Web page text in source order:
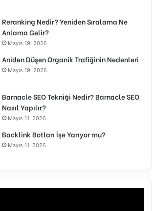
Reranking Nedir? Yeniden Sıralama Ne
Anlama Gelir?
Mayıs 19, 2026
Aniden Düşen Organik Trafiğinin Nedenleri
Mayıs 19, 2026
Barnacle SEO Tekniği Nedir? Barnacle SEO
Nasıl Yapılır?
Mayıs 11, 2026
Backlink Botları İşe Yarıyor mu?
Mayıs 11, 2026